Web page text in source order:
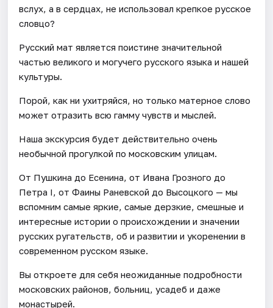
вслух, а в сердцах, не использовал крепкое русское
словцо?
Русский мат является поистине значительной
частью великого и могучего русского языка и нашей
культуры.
Порой, как ни ухитряйся, но только матерное слово
может отразить всю гамму чувств и мыслей.
Наша экскурсия будет действительно очень
необычной прогулкой по московским улицам.
От Пушкина до Есенина, от Ивана Грозного до
Петра I, от Фаины Раневской до Высоцкого — мы
вспомним самые яркие, самые дерзкие, смешные и
интересные истории о происхождении и значении
русских ругательств, об и развитии и укоренении в
современном русском языке.
Вы откроете для себя неожиданные подробности
московских районов, больниц, усадеб и даже
монастырей.